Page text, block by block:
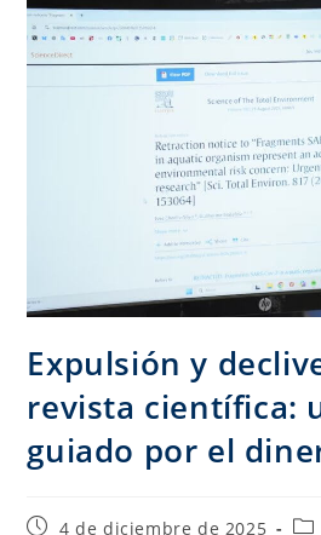
Expulsión y
revista científica:
guiado por el
4 de diciembre de 2025